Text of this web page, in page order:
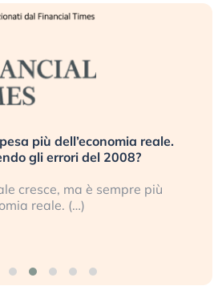
più dell’economia reale.
gli errori del 2008?
cresce, ma è sempre più
reale. (…)